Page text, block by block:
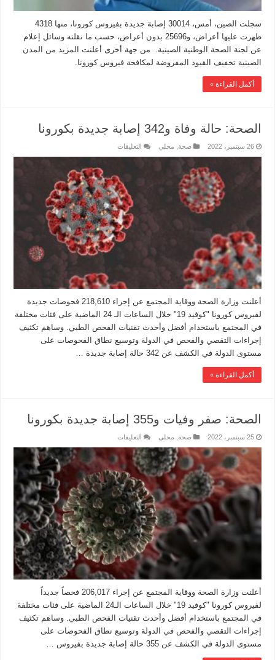
سجلت الصين، أمس، 30014 إصابة جديدة بفيروس كورونا، منها 4318
ظهرت عليها أعراض، و25696 بدون أعراض، حسب ما نقلته وسائل إعلام
عن لجنة الصحة الوطنية الصينية. من جهة أخرى أعلنت المزيد من المدن
الصينية تخفيف القيود المفروضة لمكافحة فيروس كورونا.
أكمل القراءة »
الصحة: حالة وفاة و342 إصابة جديدة بكورونا
26 سبتمبر، 2022 صحة محلي التعليقات
أعلنت وزارة الصحة ووقاية المجتمع عن إجراء 218,610 فحوصات جديدة
لفيروس كورونا "كوفيد 19" خلال الساعات الـ 24 الماضية على فئات مختلفة
في المجتمع باستخدام أفضل وأحدث تقنيات الفحص الطبي. ‏‎وساهم تكثيف
إجراءات التقصي والفحص في الدولة وتوسيع نطاق الفحوصات على
مستوى الدولة في الكشف عن 342 حالة إصابة جديدة …
أكمل القراءة »
الصحة: صفر وفيات و355 إصابة جديدة بكورونا
25 سبتمبر، 2022 صحة محلي التعليقات
أعلنت وزارة الصحة ووقاية المجتمع عن إجراء 206,017 فحصاً جديداً
لفيروس كورونا "كوفيد 19" خلال الساعات الـ24 الماضية على فئات مختلفة
في المجتمع باستخدام أفضل وأحدث تقنيات الفحص الطبي. وساهم تكثيف
إجراءات التقصي والفحص في الدولة وتوسيع نطاق الفحوصات على
مستوى الدولة في الكشف عن 355 حالة إصابة جديدة بفيروس …